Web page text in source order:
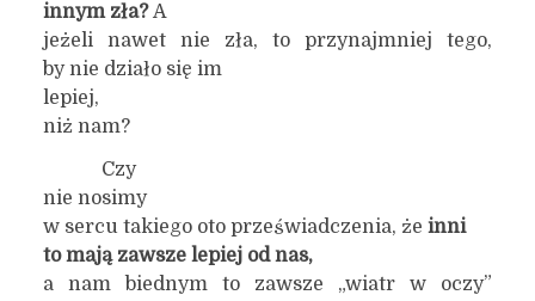
innym zła?A
jeżeli nawet nie zła, to przynajmniej tego,
by nie działo się im
lepiej,
niż nam?
Czy
nie nosimy
w sercu takiego oto przeświadczenia, że inni
to mają zawsze lepiej od nas,
a nam biednym to zawsze „wiatr w oczy”